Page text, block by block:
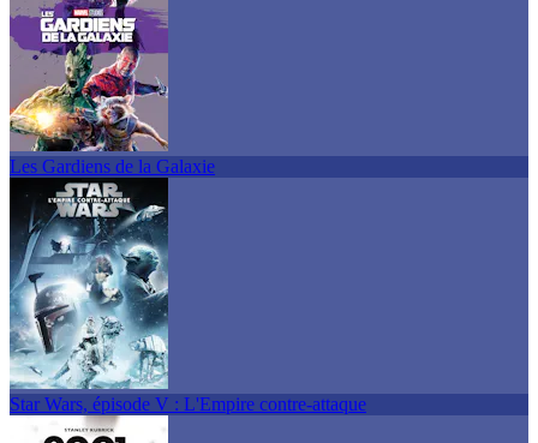
Les Gardiens de la Galaxie
Star Wars, épisode V : L'Empire contre-attaque